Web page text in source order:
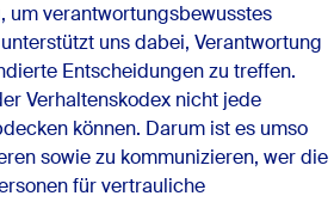
um verantwortungsbewusstes
uns dabei, Verantwortung
Entscheidungen zu treffen.
Verhaltenskodex nicht jede
können. Darum ist es umso
sowie zu kommunizieren, wer die
für vertrauliche